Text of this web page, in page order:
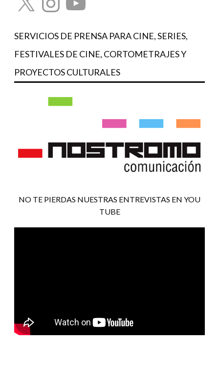
SERVICIOS DE PRENSA PARA CINE, SERIES,
FESTIVALES DE CINE, CORTOMETRAJES Y
PROYECTOS CULTURALES
NO TE PIERDAS NUESTRAS ENTREVISTAS EN YOU
TUBE